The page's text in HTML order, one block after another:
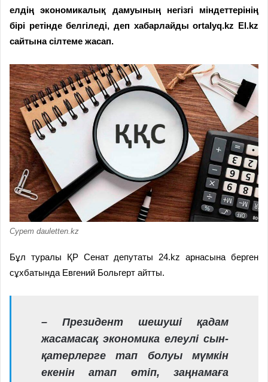
елдің экономикалық дамуының негізгі міндеттерінің
бірі ретінде белгіледі, деп хабарлайды ortalyq.kz El.kz
сайтына сілтеме жасап.
Сурет dauletten.kz
Бұл туралы ҚР Сенат депутаты 24.kz арнасына берген
сұхбатында Евгений Больгерт айтты.
– Президент шешуші қадам
жасамасақ экономика елеулі сын-
қатерлерге тап болуы мүмкін
екенін атап өтіп, заңнамаға